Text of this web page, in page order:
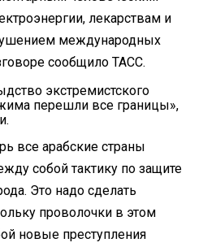
лекарствам и
международных
сообщило ТАСС.
экстремистского
перешли все границы»,
все арабские страны
собой тактику по защите
Это надо сделать
проволочки в этом
новые преступления